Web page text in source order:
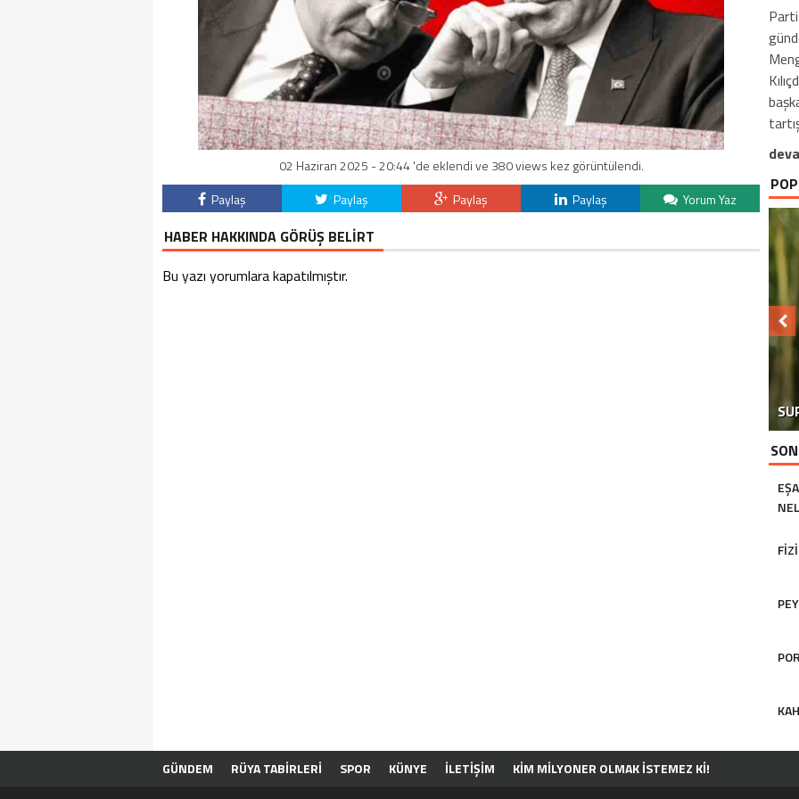
02 Haziran 2025 - 20:44 'de eklendi ve 380 views kez görüntülendi.
Paylaş
Paylaş Paylaş Paylaş Yorum Yaz
HABER HAKKINDA GÖRÜŞ BELİRT
Bu yazı yorumlara kapatılmıştır.
GÜNDEM RÜYA TABİRLERİ SPOR KÜNYE İLETİŞİM
KIM MILYONER OLMAK İSTEMEZ KI!